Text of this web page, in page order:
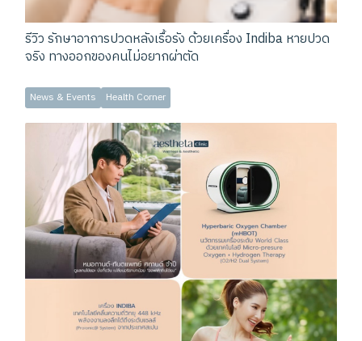
รีวิว รักษาอาการปวดหลังเรื้อรัง ด้วยเครื่อง Indiba หายปวด
จริง ทางออกของคนไม่อยากผ่าตัด
News & Events Health Corner